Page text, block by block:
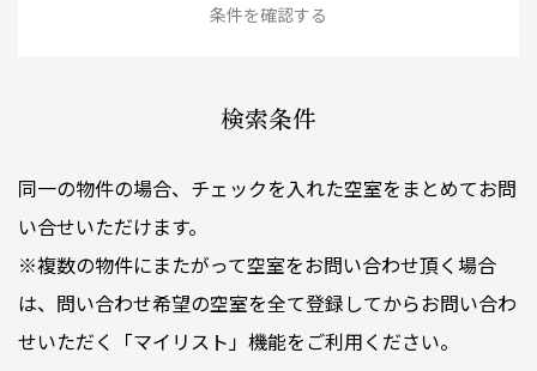
条件を確認する
検索条件
同一の物件の場合、チェックを入れた空室をまとめてお問
い合せいただけます。
※複数の物件にまたがって空室をお問い合わせ頂く場合
は、問い合わせ希望の空室を全て登録してからお問い合わ
せいただく「マイリスト」機能をご利用ください。